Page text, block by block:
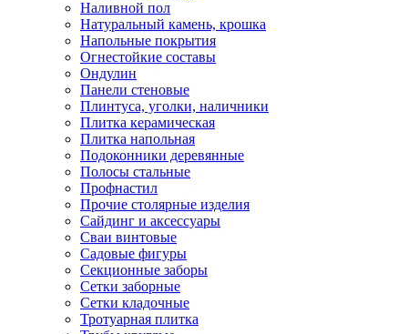
Наливной пол
Натуральный камень, крошка
Напольные покрытия
Огнестойкие составы
Ондулин
Панели стеновые
Плинтуса, уголки, наличники
Плитка керамическая
Плитка напольная
Подоконники деревянные
Полосы стальные
Профнастил
Прочие столярные изделия
Сайдинг и аксессуары
Сваи винтовые
Садовые фигуры
Секционные заборы
Сетки заборные
Сетки кладочные
Тротуарная плитка